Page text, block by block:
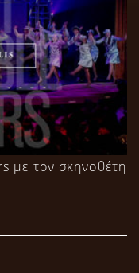
με τον σκηνοθέτη